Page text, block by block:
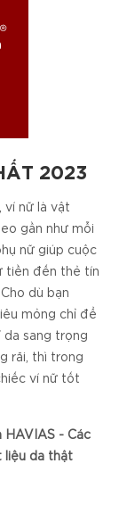
2023
ví nữ là vật
gần như mỗi
nữ giúp cuộc
tiền đến thẻ tín
dù bạn
mỏng chỉ để
sang trọng
rãi, thì trong
ví nữ tốt
HAVIAS - Các
liệu da thật